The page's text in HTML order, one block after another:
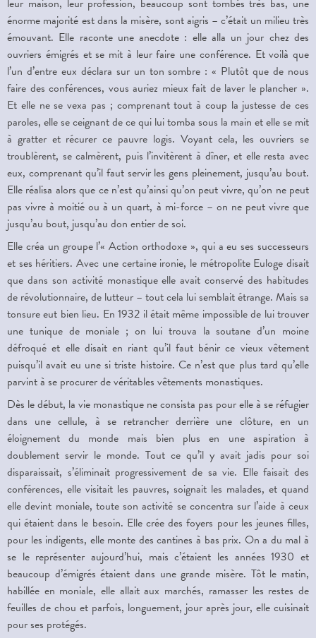
leur maison, leur profession, beaucoup sont tombés très bas, une
énorme majorité est dans la misère, sont aigris – c’était un milieu très
émouvant. Elle raconte une anecdote : elle alla un jour chez des
ouvriers émigrés et se mit à leur faire une conférence. Et voilà que
l’un d’entre eux déclara sur un ton sombre : « Plutôt que de nous
faire des conférences, vous auriez mieux fait de laver le plancher ».
Et elle ne se vexa pas ; comprenant tout à coup la justesse de ces
paroles, elle se ceignant de ce qui lui tomba sous la main et elle se mit
à gratter et récurer ce pauvre logis. Voyant cela, les ouvriers se
troublèrent, se calmèrent, puis l’invitèrent à dîner, et elle resta avec
eux, comprenant qu’il faut servir les gens pleinement, jusqu’au bout.
Elle réalisa alors que ce n’est qu’ainsi qu’on peut vivre, qu’on ne peut
pas vivre à moitié ou à un quart, à mi-force – on ne peut vivre que
jusqu’au bout, jusqu’au don entier de soi.
Elle créa un groupe l’« Action orthodoxe », qui a eu ses successeurs
et ses héritiers. Avec une certaine ironie, le métropolite Euloge disait
que dans son activité monastique elle avait conservé des habitudes
de révolutionnaire, de lutteur – tout cela lui semblait étrange. Mais sa
tonsure eut bien lieu. En 1932 il était même impossible de lui trouver
une tunique de moniale ; on lui trouva la soutane d’un moine
défroqué et elle disait en riant qu’il faut bénir ce vieux vêtement
puisqu’il avait eu une si triste histoire. Ce n’est que plus tard qu’elle
parvint à se procurer de véritables vêtements monastiques.
Dès le début, la vie monastique ne consista pas pour elle à se réfugier
dans une cellule, à se retrancher derrière une clôture, en un
éloignement du monde mais bien plus en une aspiration à
doublement servir le monde. Tout ce qu’il y avait jadis pour soi
disparaissait, s’éliminait progressivement de sa vie. Elle faisait des
conférences, elle visitait les pauvres, soignait les malades, et quand
elle devint moniale, toute son activité se concentra sur l’aide à ceux
qui étaient dans le besoin. Elle crée des foyers pour les jeunes filles,
pour les indigents, elle monte des cantines à bas prix. On a du mal à
se le représenter aujourd’hui, mais c’étaient les années 1930 et
beaucoup d’émigrés étaient dans une grande misère. Tôt le matin,
habillée en moniale, elle allait aux marchés, ramasser les restes de
feuilles de chou et parfois, longuement, jour après jour, elle cuisinait
pour ses protégés.